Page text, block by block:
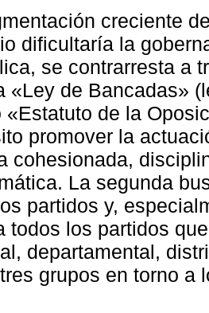
creciente
dificultaría la
se contrarresta a
«Ley de Bancadas»
«Estatuto de la
promover la
cohesionada,
La segunda
partidos y,
todos los partidos
departamental,
grupos en torno a